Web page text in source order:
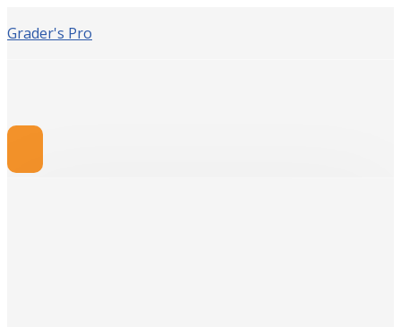
Grader's Pro